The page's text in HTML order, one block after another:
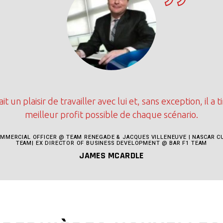
un plaisir de travailler avec lui et, sans exception, il a
meilleur profit possible de chaque scénario.
OFFICER @ TEAM RENEGADE & JACQUES VILLENEUVE | NASCAR
TEAM| EX DIRECTOR OF BUSINESS DEVELOPMENT @ BAR F1 TEAM
JAMES MCARDLE